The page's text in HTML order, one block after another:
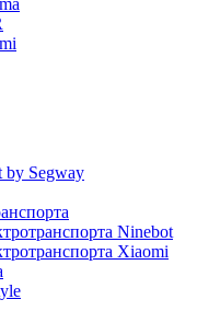
by Segway
Ninebot
Xiaomi